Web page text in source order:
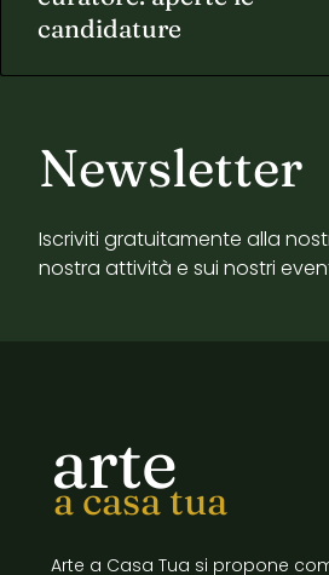
candidature
Newsletter
Iscriviti gratuitamente alla
nostra attività e sui nostri
arte
a casa tua
Arte a Casa Tua si propone